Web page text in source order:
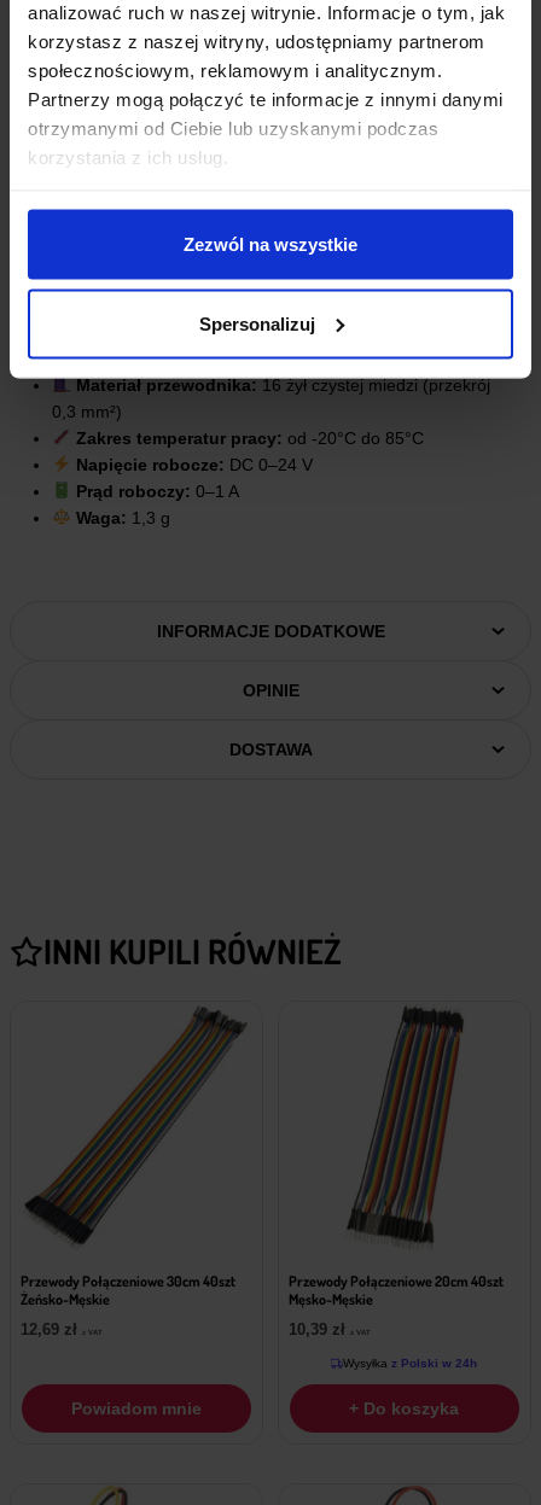
analizować ruch w naszej witrynie. Informacje o tym, jak
korzystasz z naszej witryny, udostępniamy partnerom
społecznościowym, reklamowym i analitycznym.
Partnerzy mogą połączyć te informacje z innymi danymi
otrzymanymi od Ciebie lub uzyskanymi podczas
korzystania z ich usług.
Zezwól na wszystkie
Spersonalizuj
SPECYFIKACJA TECHNICZNA
Długość przewodu:150 mm
Złącze:2-Pin JST (wtyk żeński)
Materiał przewodnika:16 żył czystej miedzi (przekrój
0,3 mm²)
Zakres temperatur pracy: od -20°C do 85°C
Napięcie robocze: DC 0–24 V
Prąd roboczy: 0–1 A
Waga: 1,3 g
INFORMACJE DODATKOWE
OPINIE
DOSTAWA
INNI KUPILI RÓWNIEŻ
Przewody Połączeniowe 30cm 40szt
Żeńsko-Męskie
12,69 zł z VAT
Powiadom mnie
Przewody Połączeniowe 20cm 40szt
Męsko-Męskie
10,39 zł z VAT
Wysyłka z Polski w 24h
+ Do koszyka